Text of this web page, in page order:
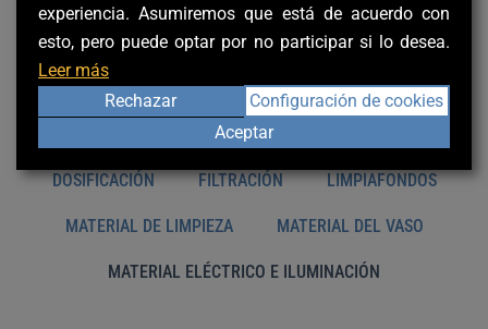
OTROS PRODUCTOS Y
ACCESORIOS PARA PISCINAS
BOMBAS CASETAS CLIMATIZACIÓN
CLORACIÓN DE SAL
DOSIFICACIÓN FILTRACIÓN LIMPIAFONDOS
MATERIAL DE LIMPIEZA MATERIAL DEL VASO
MATERIAL ELÉCTRICO E ILUMINACIÓN
experiencia. Asumiremos que está de acuerdo con
esto, pero puede optar por no participar si lo desea.
Leer más
Rechazar
Configuración de cookies
Aceptar